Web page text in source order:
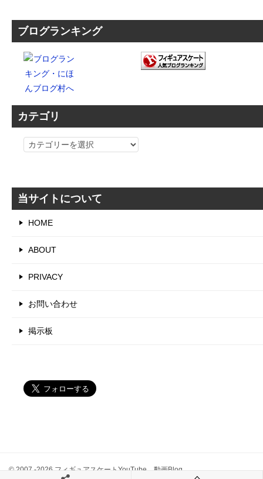
ブログランキング
カテゴリ
カ
リ
当サイトについて
HOME
ABOUT
PRIVACY
お問い合わせ
掲示板
© 2007 -2026 フィギュアスケートYouTube 動画Blog